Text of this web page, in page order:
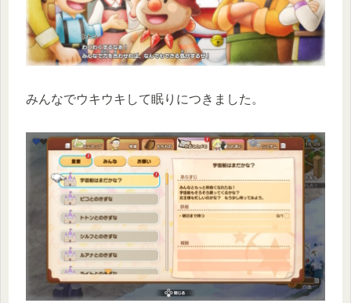
みんなでウキウキして眠りにつきました。